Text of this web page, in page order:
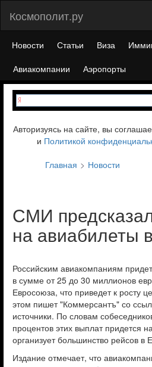
Космополит.ру
Новости Статьи Виза
Авиакомпании
Аэропорты
Авторизуясь на сайте, вы
и Политикой
Главная
Новости
СМИ
на авиабилеты
Российским авиакомпаниям
в сумме от 25 до 30 миллионов
Евросоюза, что приведет к росту
этом пишет "Коммерсантъ" со
источники. По словам
процентов этих выплат придется
организует большинство рейсов в
Издание отмечает, что